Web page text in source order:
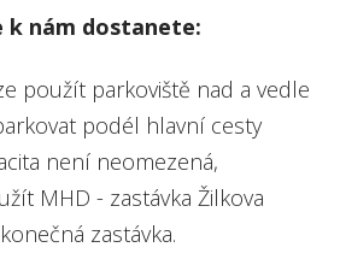
k nám dostanete:
použít parkoviště nad a vedle
podél hlavní cesty
není neomezená,
MHD - zastávka Žilkova
zastávka.